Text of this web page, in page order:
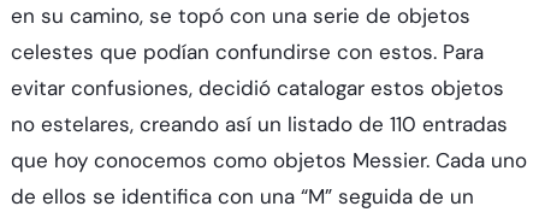
en su camino, se topó con una serie de objetos
celestes que podían confundirse con estos. Para
evitar confusiones, decidió catalogar estos objetos
no estelares, creando así un listado de 110 entradas
que hoy conocemos como objetos Messier. Cada uno
de ellos se identifica con una “M” seguida de un